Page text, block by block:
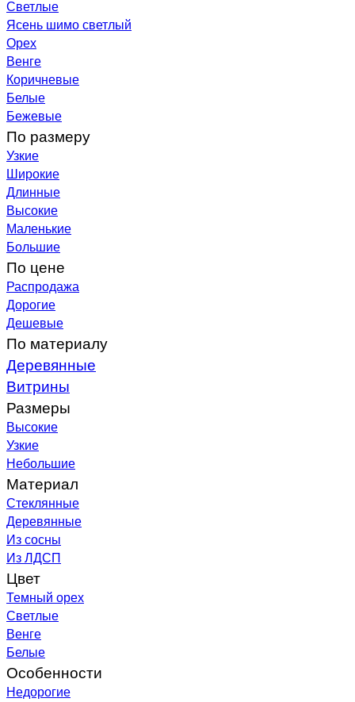
Светлые
Ясень шимо светлый
Орех
Венге
Коричневые
Белые
Бежевые
По размеру
Узкие
Широкие
Длинные
Высокие
Маленькие
Большие
По цене
Распродажа
Дорогие
Дешевые
По материалу
Деревянные
Витрины
Размеры
Высокие
Узкие
Небольшие
Материал
Стеклянные
Деревянные
Из сосны
Из ЛДСП
Цвет
Темный орех
Светлые
Венге
Белые
Особенности
Недорогие